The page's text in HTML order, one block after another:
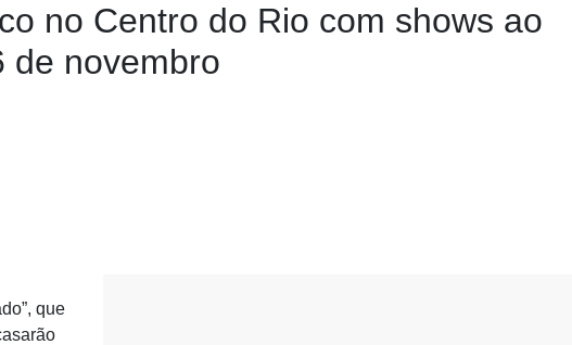
no Centro do Rio com shows ao
de novembro
que